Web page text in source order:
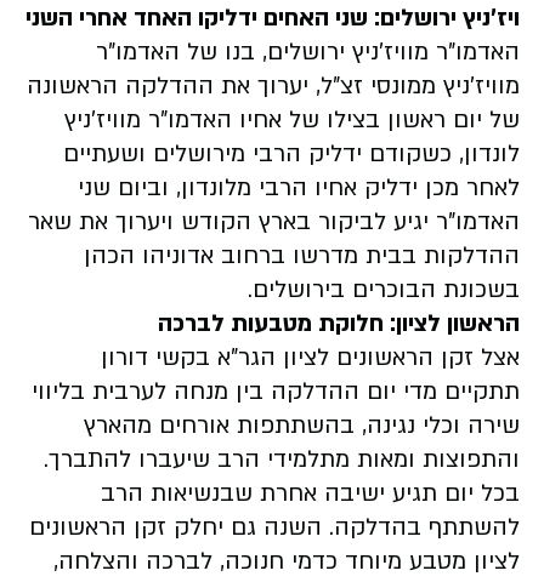
ויז'ניץ ירושלים: שני האחים ידליקו האחד אחרי השני
האדמו"ר מוויז'ניץ ירושלים, בנו של האדמו"ר
מוויז'ניץ ממונסי זצ"ל, יערוך את ההדלקה הראשונה
של יום ראשון בצילו של אחיו האדמו"ר מוויז'ניץ
לונדון, כשקודם ידליק הרבי מירושלים ושעתיים
לאחר מכן ידליק אחיו הרבי מלונדון, וביום שני
האדמו"ר יגיע לביקור בארץ הקודש ויערוך את שאר
ההדלקות בבית מדרשו ברחוב אדוניהו הכהן
בשכונת הבוכרים בירושלים.
הראשון לציון: חלוקת מטבעות לברכה
אצל זקן הראשונים לציון הגר"א בקשי דורון
תתקיים מדי יום ההדלקה בין מנחה לערבית בליווי
שירה וכלי נגינה, בהשתתפות אורחים מהארץ
והתפוצות ומאות מתלמידי הרב שיעברו להתברך.
בכל יום תגיע ישיבה אחרת שבנשיאות הרב
להשתתף בהדלקה. השנה גם יחלק זקן הראשונים
לציון מטבע מיוחד כדמי חנוכה, לברכה והצלחה,